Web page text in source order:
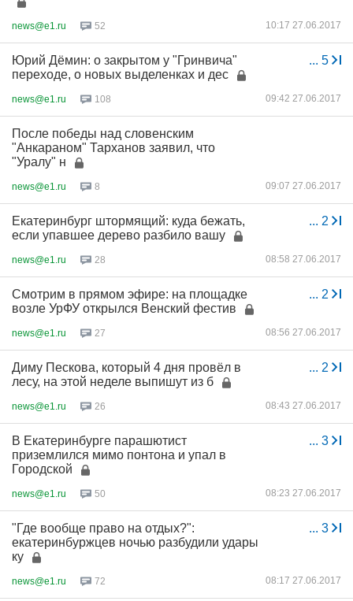
news@e1.ru 52 10:17 27.06.2017
... 5
Юрий Дёмин: о закрытом у "Гринвича"
переходе, о новых выделенках и дес
news@e1.ru 108 09:42 27.06.2017
После победы над словенским
"Анкараном" Тарханов заявил, что
"Уралу" н
news@e1.ru 8 09:07 27.06.2017
... 2
Екатеринбург штормящий: куда бежать,
если упавшее дерево разбило вашу
news@e1.ru 28 08:58 27.06.2017
... 2
Смотрим в прямом эфире: на площадке
возле УрФУ открылся Венский фестив
news@e1.ru 27 08:56 27.06.2017
... 2
Диму Пескова, который 4 дня провёл в
лесу, на этой неделе выпишут из б
news@e1.ru 26 08:43 27.06.2017
... 3
В Екатеринбурге парашютист
приземлился мимо понтона и упал в
Городской
news@e1.ru 50 08:23 27.06.2017
... 3
"Где вообще право на отдых?":
екатеринбуржцев ночью разбудили удары
ку
news@e1.ru 72 08:17 27.06.2017